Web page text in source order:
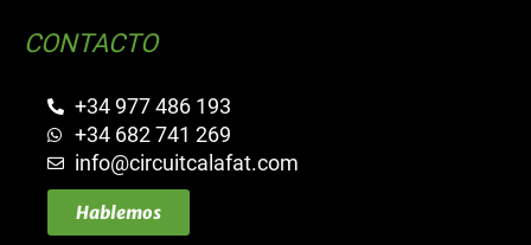
CONTACTO
+34 977 486 193
+34 682 741 269
info@circuitcalafat.com
Hablemos